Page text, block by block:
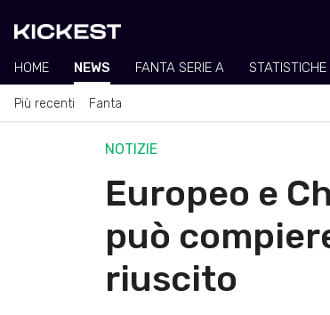
HOME NEWS FANTA SERIE A STATISTICHE
Più recenti Fanta
NOTIZIE
Europeo e
può
riuscito